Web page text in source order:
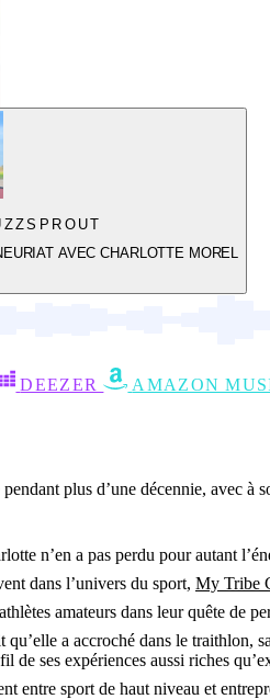
AVEC CHARLOTTE MOREL
DEEZER AMAZON
plus d’une décennie, avec
n’en a pas perdu pour autant
dans l’univers du sport, My Tribe
amateurs dans leur quête de
a accroché dans le traithlon,
de ses expériences aussi riches
entre sport de haut niveau et